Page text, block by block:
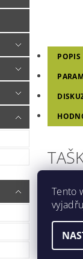
POPIS
Tento